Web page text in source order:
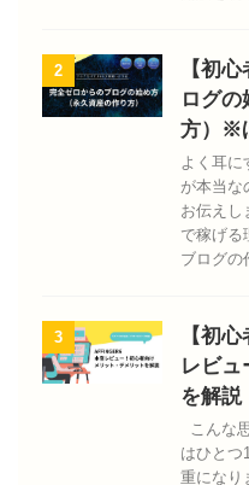
2
【初
ログの
方）※
よく耳に
が本当な
お伝えし
で稼げる
ブログの
3
【初
レビュ
を解説
こんな
はひとつ
重になり